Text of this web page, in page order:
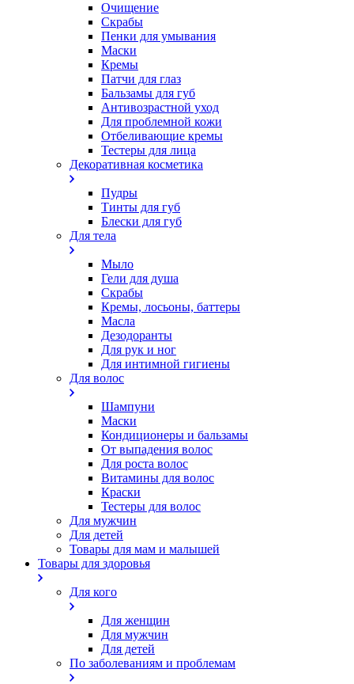
Очищение
Скрабы
Пенки для умывания
Маски
Кремы
Патчи для глаз
Бальзамы для губ
Антивозрастной уход
Для проблемной кожи
Oтбеливающие кремы
Тестеры для лица
Декоративная косметика
Пудры
Тинты для губ
Блески для губ
Для тела
Мыло
Гели для душа
Скрабы
Кремы, лосьоны, баттеры
Масла
Дезодоранты
Для рук и ног
Для интимной гигиены
Для волос
Шампуни
Маски
Кондиционеры и бальзамы
От выпадения волос
Для роста волос
Витамины для волос
Краски
Тестеры для волос
Для мужчин
Для детей
Товары для мам и малышей
Товары для здоровья
Для кого
Для женщин
Для мужчин
Для детей
По заболеваниям и проблемам